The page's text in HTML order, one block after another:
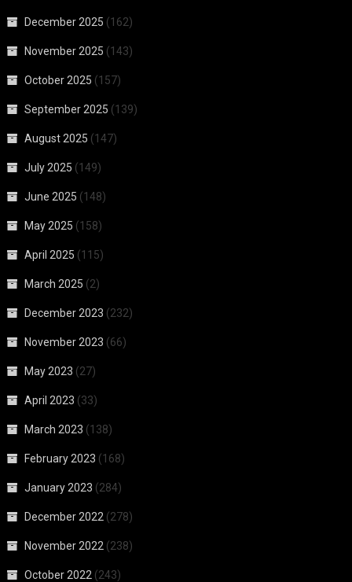
December 2025 (162)
November 2025 (143)
October 2025 (157)
September 2025 (139)
August 2025 (147)
July 2025 (149)
June 2025 (148)
May 2025 (158)
April 2025 (115)
March 2025 (2)
December 2023 (232)
November 2023 (66)
May 2023 (27)
April 2023 (33)
March 2023 (138)
February 2023 (168)
January 2023 (284)
December 2022 (278)
November 2022 (238)
October 2022 (243)